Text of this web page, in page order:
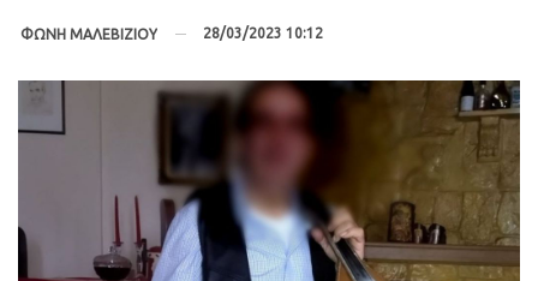
ΦΩΝΗ ΜΑΛΕΒΙΖΙΟΥ 28/03/2023 10:12